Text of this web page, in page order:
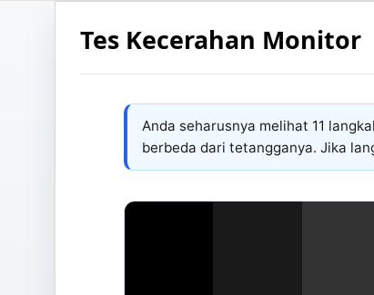
Tes Kecerahan Monitor
Anda seharusnya melihat 11
berbeda dari tetangganya. Jika